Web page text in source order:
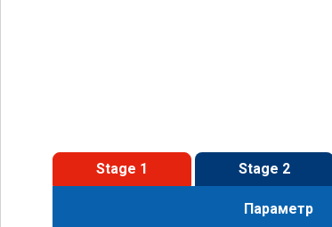
Stage 1 Stage 2
Параметр